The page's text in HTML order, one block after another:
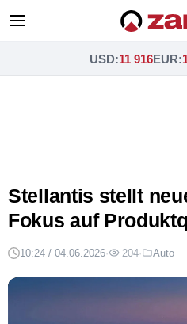
USD:11 916EUR:
Stellantis stellt
Fokus auf
10:24 / 04.06.2026· 204· Auto